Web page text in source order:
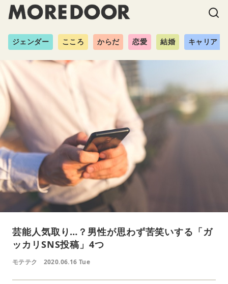
ジェンダー こころ からだ 恋愛 結婚 キャリア
芸能人気取り…？男性が思わず苦笑いする「ガ
ッカリSNS投稿」4つ
モテテク 2020.06.16 Tue